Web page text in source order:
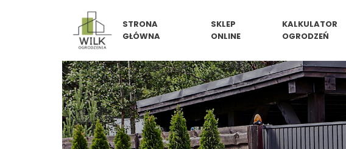
STRONA
GŁÓWNA
SKLEP
ONLINE
KALKULATOR
OGRODZEŃ